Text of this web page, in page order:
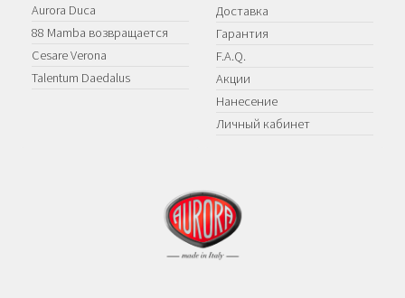
Aurora Duca
88 Mamba возвращается
Cesare Verona
Talentum Daedalus
Доставка
Гарантия
F.A.Q.
Акции
Нанесение
Личный кабинет